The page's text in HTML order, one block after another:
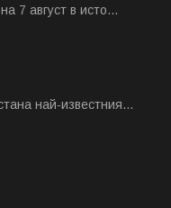
7 август в исто...
най-известния...